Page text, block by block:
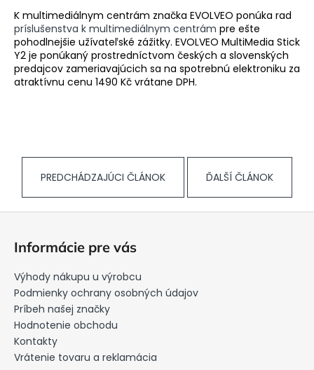
K multimediálnym centrám značka EVOLVEO ponúka rad
príslušenstva k multimediálnym centrám pre ešte
pohodlnejšie užívateľské zážitky. EVOLVEO MultiMedia Stick
Y2 je ponúkaný prostredníctvom českých a slovenských
predajcov zameriavajúcich sa na spotrebnú elektroniku za
atraktívnu cenu 1490 Kč vrátane DPH.
PREDCHÁDZAJÚCI ČLÁNOK ĎALŠÍ ČLÁNOK
Informácie pre vás
Výhody nákupu u výrobcu
Podmienky ochrany osobných údajov
Príbeh našej značky
Hodnotenie obchodu
Kontakty
Vrátenie tovaru a reklamácia